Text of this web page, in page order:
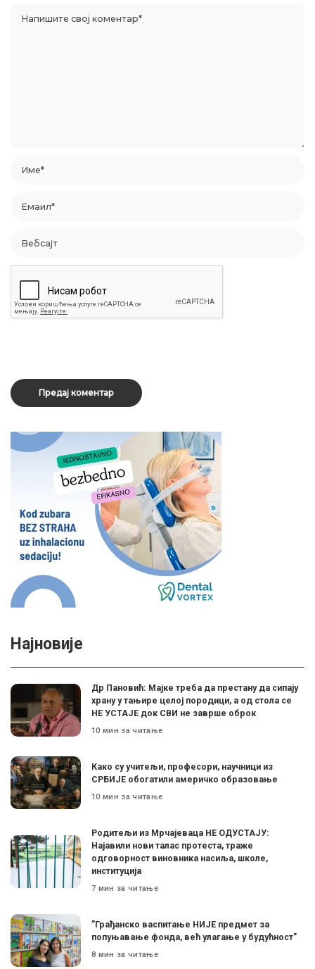
Најновије
Др Пановић: Мајке треба да престану да сипају
храну у тањире целој породици, а од стола се
НЕ УСТАЈЕ док СВИ не заврше оброк
10 мин за читање
Како су учитељи, професори, научници из
СРБИЈЕ обогатили америчко образовање
10 мин за читање
Родитељи из Мрчајеваца НЕ ОДУСТАЈУ:
Најавили нови талас протеста, траже
одговорност виновника насиља, школе,
институција
7 мин за читање
”Грађанско васпитање НИЈЕ предмет за
попуњавање фонда, већ улагање у будућност”
8 мин за читање